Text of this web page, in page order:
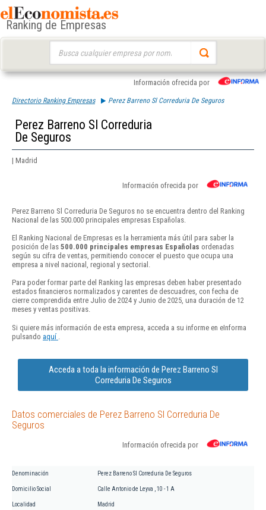
Ranking de Empresas
Información ofrecida por
Directorio Ranking Empresas Perez Barreno Sl Correduria De Seguros
Perez Barreno Sl Correduria
De Seguros
| Madrid
Información ofrecida por
Perez Barreno Sl Correduria De Seguros no se encuentra dentro del Ranking
Nacional de las 500.000 principales empresas Españolas.
El Ranking Nacional de Empresas es la herramienta más útil para saber la
posición de las 500.000 principales empresas Españolas ordenadas
según su cifra de ventas, permitiendo conocer el puesto que ocupa una
empresa a nivel nacional, regional y sectorial.
Para poder formar parte del Ranking las empresas deben haber presentado
estados financieros normalizados y carentes de descuadres, con fecha de
cierre comprendida entre Julio de 2024 y Junio de 2025, una duración de 12
meses y ventas positivas.
Si quiere más información de esta empresa, acceda a su informe en eInforma
pulsando aquí
Acceda a toda la información de Perez Barreno Sl
Correduria De Seguros
Datos comerciales de Perez Barreno Sl Correduria De
Seguros
Información ofrecida por
Denominación Perez Barreno Sl Correduria De Seguros
Domicilio Social Calle Antonio de Leyva , 10 - 1 A
Localidad Madrid